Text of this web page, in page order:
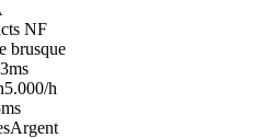
NF
brusque
3ms
5.000/h
ms
Argent